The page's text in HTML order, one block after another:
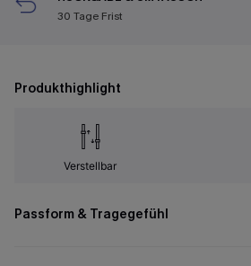
30 Tage Frist
Produkthighlight
Verstellbar
Passform & Tragegefühl